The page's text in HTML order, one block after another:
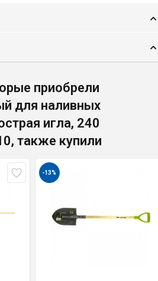
приобрели
для наливных
игла, 240
также купили
-13%